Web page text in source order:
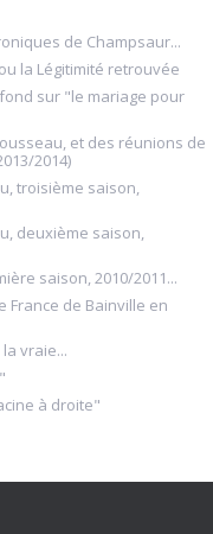
de Champsaur...
la Légitimité retrouvée
sur "le mariage pour
et des réunions de
2014)
troisième saison,
deuxième saison,
saison, 2010/2011...
France de Bainville en
vraie...
à droite"